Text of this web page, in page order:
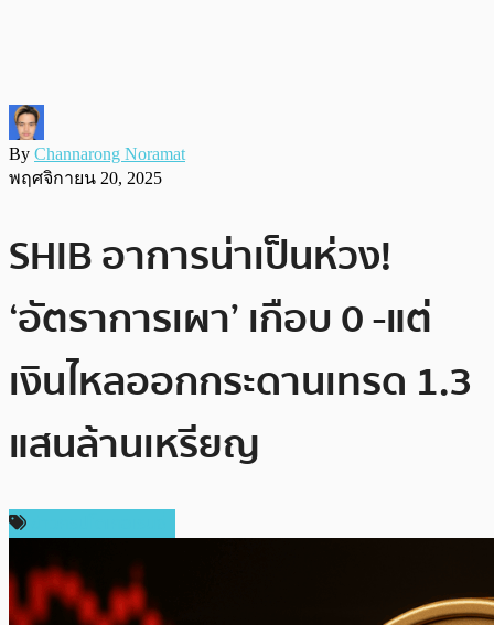
By Channarong Noramat
พฤศจิกายน 20, 2025
SHIB อาการน่าเป็นห่วง!
‘อัตราการเผา’ เกือบ 0 -แต่
เงินไหลออกกระดานเทรด 1.3
แสนล้านเหรียญ